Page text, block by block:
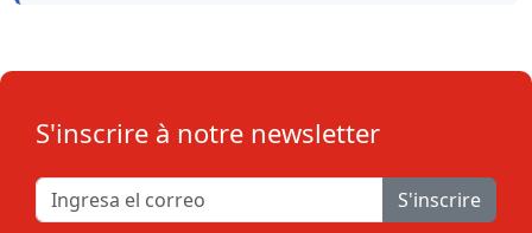
S'inscrire à notre newsletter
S'inscrire